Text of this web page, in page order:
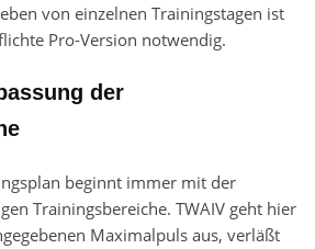
von einzelnen Trainingstagen ist
Pro-Version notwendig.
der
beginnt immer mit der
Trainingsbereiche. TWAIV geht hier
Maximalpuls aus, verläßt